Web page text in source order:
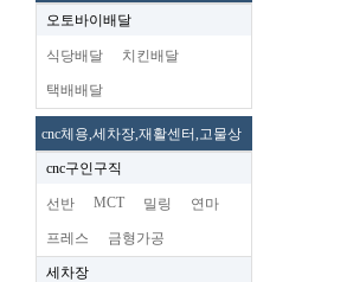
오토바이배달
식당배달 치킨배달
택배배달
cnc체용,세차장,재활센터,고물상
cnc구인구직
선반 MCT 밀링 연마
프레스 금형가공
세차장